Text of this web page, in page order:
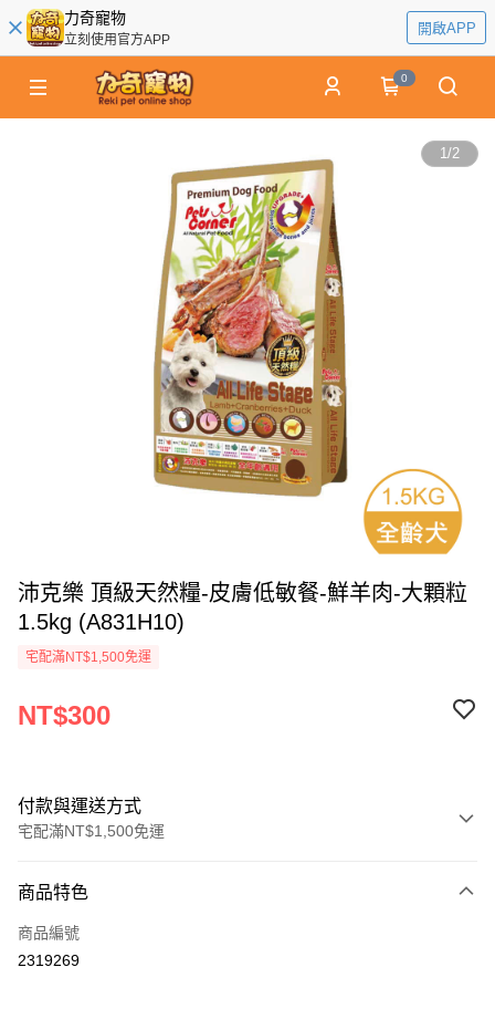
力奇寵物
立刻使用官方APP
開啟APP
0
1/2
沛克樂 頂級天然糧-皮膚低敏餐-鮮羊肉-大顆粒
1.5kg (A831H10)
宅配滿NT$1,500免運
NT$300
付款與運送方式
宅配滿NT$1,500免運
信用卡一次付款
LINE Pay
商品特色
商品編號
2319269